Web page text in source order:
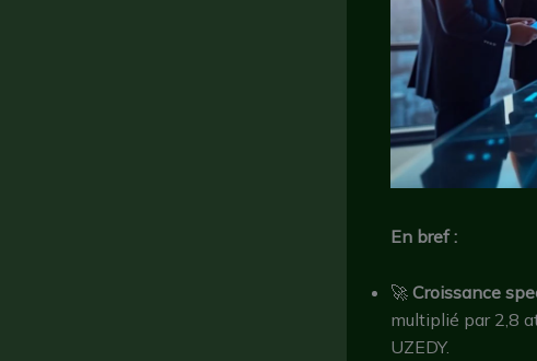
En bref :
🚀 Croissance
multiplié par 2,8
UZEDY.